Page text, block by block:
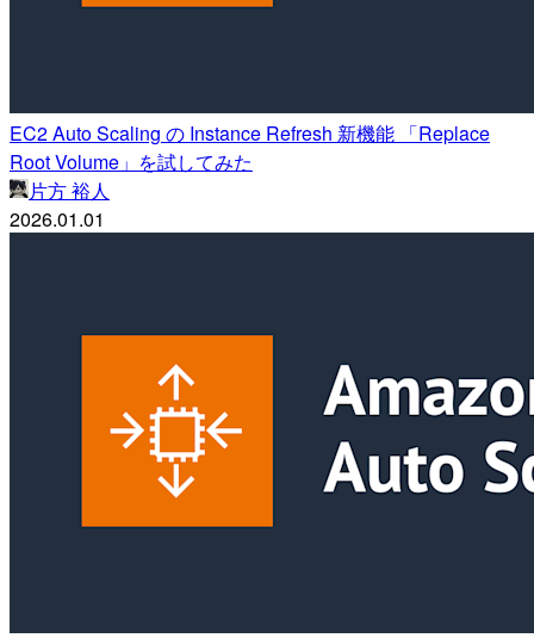
EC2 Auto Scaling の Instance Refresh 新機能 「Replace
Root Volume」を試してみた
片方 裕人
2026.01.01